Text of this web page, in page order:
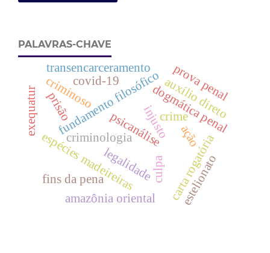
PALAVRAS-CHAVE
ação
crime
dogmática penal
fundamento filosófico
criminologia
criminoso
psicanálise
injusto
culpa
transencarceramento
espécies madeireiras
amazônia oriental
fins da pena carta rogatória
auxílio direto
exequatur
legalidade estelionato
prisão
covid-19 prova penal